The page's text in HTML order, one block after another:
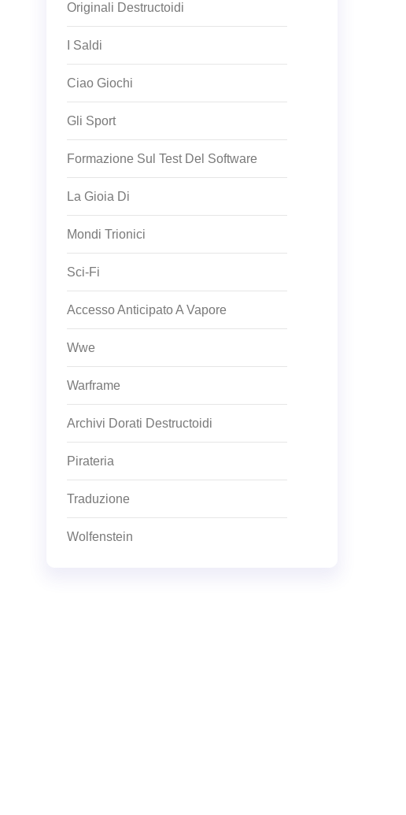
Originali Destructoidi
I Saldi
Ciao Giochi
Gli Sport
Formazione Sul Test Del Software
La Gioia Di
Mondi Trionici
Sci-Fi
Accesso Anticipato A Vapore
Wwe
Warframe
Archivi Dorati Destructoidi
Pirateria
Traduzione
Wolfenstein